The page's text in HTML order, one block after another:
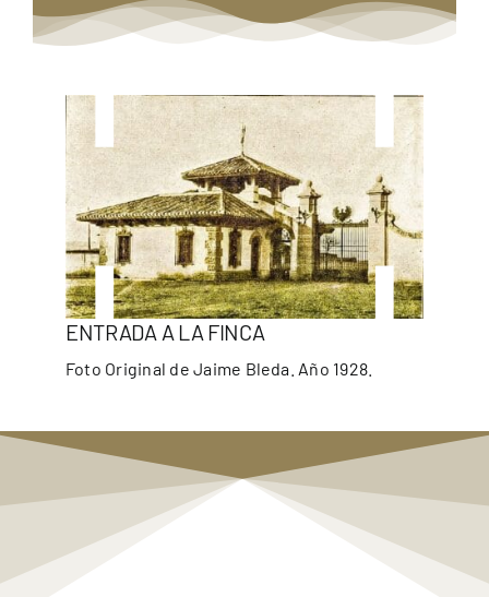
ENTRADA A LA FINCA
Foto Original de Jaime Bleda. Año 1928.